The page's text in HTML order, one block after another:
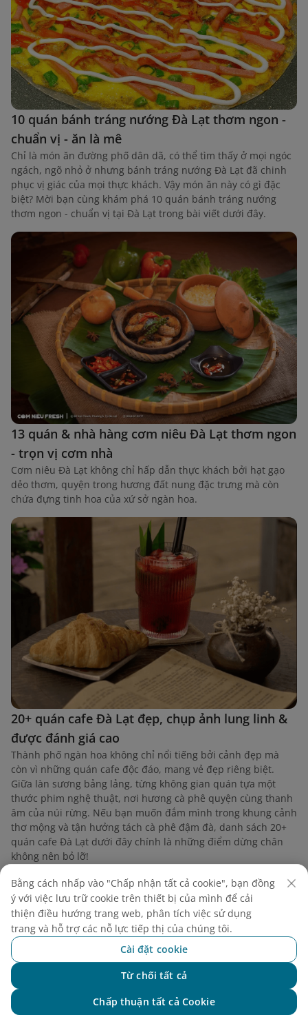
10 quán bánh tráng nướng Đà Lạt thơm ngon -
chuẩn vị - ăn là mê
Chỉ là món ăn đường phố dân dã, có thể tìm thấy ở mọi ngóc
ngách, ngõ nhỏ ở nhưng bánh tráng nướng Đà Lạt đã chinh
phục vị giác của mọi thực khách. Vậy món ăn này có gì đặc
biệt? Mời bạn cùng khám phá 10 quán bánh tráng nướng
thơm ngon - chuẩn vị tại Đà Lạt trong bài viết dưới đây.
13 quán & nhà hàng cơm niêu Đà Lạt thơm ngon
- trọn vị cơm nhà
Cơm niêu Đà Lạt không chỉ hấp dẫn thực khách bởi hạt gạo
dẻo thơm, quyện trong hương đất nung đặc trưng mà còn
chứa đựng tinh hoa của xứ sở ngàn hoa.
20+ quán cafe Đà Lạt đẹp, chụp ảnh lung linh &
được đánh giá cao
Thành phố ngàn hoa không chỉ nổi tiếng bởi cảnh đẹp mà
còn vì những quán cafe độc đáo, mang vẻ đẹp riêng biệt.
Giữa làn sương bảng lảng, từng không gian quán tựa một
thước phim nghệ thuật, nơi hương cà phê quyện cùng thanh
âm của núi rừng. Nếu bạn muốn đắm mình trong khung cảnh
thơ mộng và tận hưởng tách cà phê đậm đà, danh sách 20+
quán cafe Đà Lạt dưới đây chính là những điểm dừng chân
không nên bỏ lỡ!
Tìm chuyến bay
Vietnam Airlines
Bằng cách nhấp vào "Chấp nhận tất cả cookie", bạn đồng
ý với việc lưu trữ cookie trên thiết bị của mình để cải
thiện điều hướng trang web, phân tích việc sử dụng
trang và hỗ trợ các nỗ lực tiếp thị của chúng tôi.
Cài đặt cookie
Từ chối tất cả
Chấp thuận tất cả Cookie